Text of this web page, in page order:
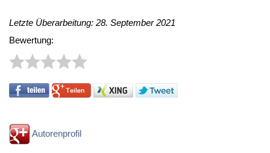
Letzte Überarbeitung: 28. September 2021
Bewertung:
Autorenprofil